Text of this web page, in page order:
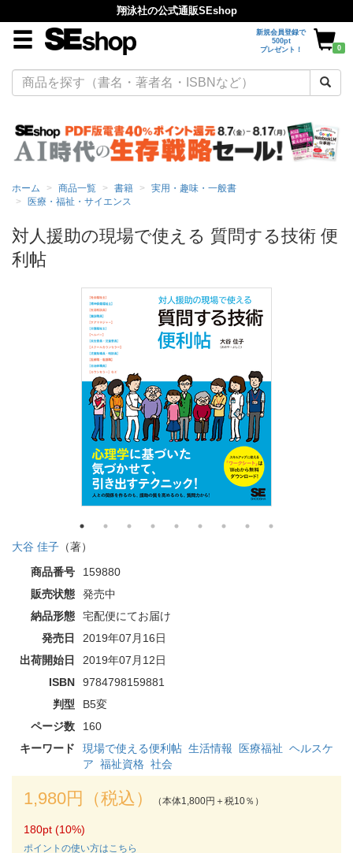
翔泳社の公式通販SEshop
新規会員登録で
500pt
プレゼント！
0
ホーム 商品一覧 書籍
実用・趣味・一般書
医療・福祉・サイエンス
対人援助の現場で使える 質問する技術 便
利帖
大谷 佳子 （著）
商品番号
159880
販売状態
発売中
納品形態
宅配便にてお届け
発売日
2019年07月16日
出荷開始日
2019年07月12日
ISBN
9784798159881
判型
B5変
ページ数
160
キーワード
現場で使える便利帖 生活情報 医療福祉 ヘルスケ
ア 福祉資格 社会
1,980円（税込） （本体1,800円＋税10％）
180pt (10%)
ポイントの使い方はこちら